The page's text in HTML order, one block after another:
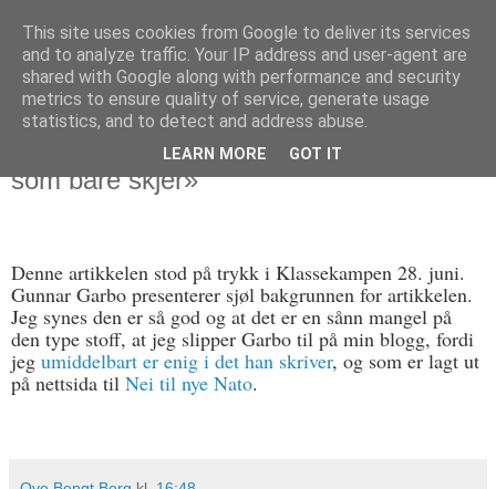
Politikus
fredag 29. juni 2012
Jeg gir ordet til Gunnar Garbo: «Om krig
som bare skjer»
Denne artikkelen stod på trykk i Klassekampen 28. juni.
Gunnar Garbo presenterer sjøl bakgrunnen for artikkelen.
Jeg synes den er så god og at det er en sånn mangel på
den type stoff, at jeg slipper Garbo til på min blogg, fordi
jeg umiddelbart er enig i det han skriver, og som er lagt ut
på nettsida til Nei til nye Nato.
This site uses cookies from Google to deliver its services
and to analyze traffic. Your IP address and user-agent are
shared with Google along with performance and security
metrics to ensure quality of service, generate usage
statistics, and to detect and address abuse.
LEARN MORE GOT IT